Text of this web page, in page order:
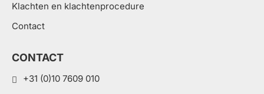
Klachten en klachtenprocedure
Contact
CONTACT
+31 (0)10 7609 010